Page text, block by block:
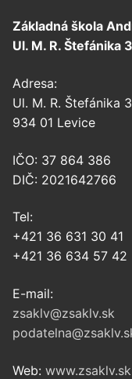
Základná škola
Ul. M. R. Štefánika
Adresa:
Ul. M. R. Štefánika
934 01 Levice
IČO: 37 864 386
DIČ: 2021642766
Tel:
+421 36 631 30 41
+421 36 634 57 42
E-mail:
zsaklv@zsaklv.sk
Web: www.zsaklv.sk